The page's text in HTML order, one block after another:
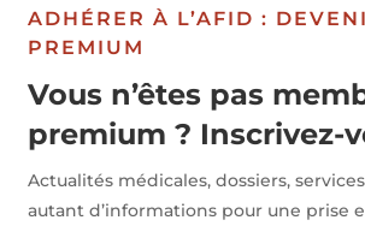
ADHÉRER À L’AFID :
PREMIUM
Vous n’êtes pas
premium ? Inscrivez-
Actualités médicales, dossiers,
autant d’informations pour une prise